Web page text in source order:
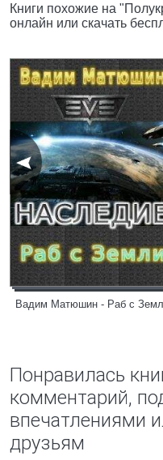
Книги похожие на
онлайн или скачать
Вадим Матюшин - Раб с
Понравилась
комментарий,
впечатлениями
друзьям